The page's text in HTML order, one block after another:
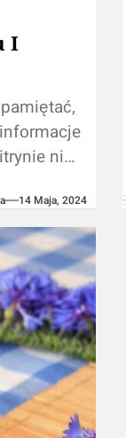
I
nie
14 Maja, 2024